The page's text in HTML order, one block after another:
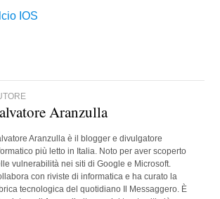
Aranzulla
Aranzulla è il blogger e divulgatore
più letto in Italia. Noto per aver scoperto
vulnerabilità nei siti di Google e Microsoft.
con riviste di informatica e ha curato la
tecnologica del quotidiano Il Messaggero. È